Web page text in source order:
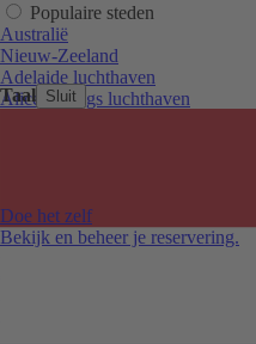
Taal Sluit
Doe het zelf
Bekijk en beheer je reservering.
Populaire steden
Australië
Nieuw-Zeeland
Adelaide luchthaven
Alice Springs luchthaven
Melbourne Tullamarine luchthaven
Perth luchthaven
Sydney luchthaven